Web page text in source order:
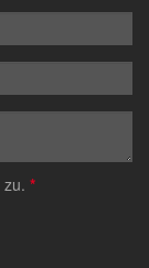
zu. *